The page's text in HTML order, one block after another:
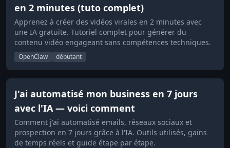
en 2 minutes (tuto complet)
Apprenez à créer des vidéos virales en 2 minutes avec
une IA gratuite. Tutoriel complet pour générer du
contenu vidéo engageant sans compétences techniques.
OpenClaw débutant
J'ai automatisé mon business en 7 jours
avec l'IA — voici comment
Comment j'ai automatisé emails, réseaux sociaux et
prospection en 7 jours grâce à l'IA. Outils utilisés, gains
de temps réels et guide étape par étape.